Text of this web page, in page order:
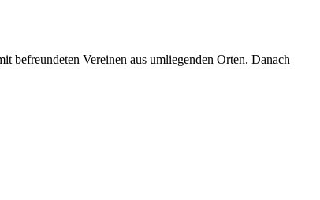
befreundeten Vereinen aus umliegenden Orten. Danach